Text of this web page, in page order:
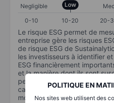
POLITIQUE EN
Nos sites web utilisent des
Negligible Low
0-10
10-20 20-
Le risque ESG permet de
entreprise gère les risques
de risque ESG de
les investisseurs à identifier
ESG financièrement
et la manière dont ils sont
performances à long terme
capital. L’échelle va de 0 à
moins il est important (0